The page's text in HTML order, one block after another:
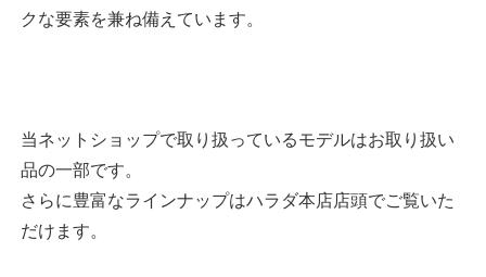
クな要素を兼ね備えています。
当ネットショップで取り扱っているモデルはお取り扱い
品の一部です。
さらに豊富なラインナップはハラダ本店店頭でご覧いた
だけます。